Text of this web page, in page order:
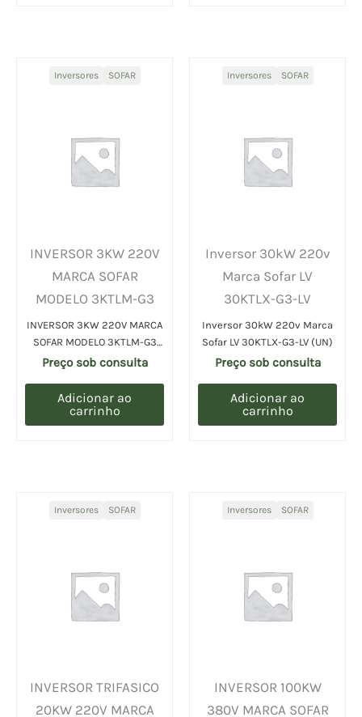
Inversores SOFAR
INVERSOR 3KW 220V
MARCA SOFAR
MODELO 3KTLM-G3
INVERSOR 3KW 220V MARCA
SOFAR MODELO 3KTLM-G3
(UN)
Preço sob consulta
Adicionar ao
carrinho
Inversores SOFAR
Inversor 30kW 220v
Marca Sofar LV
30KTLX-G3-LV
Inversor 30kW 220v Marca
Sofar LV 30KTLX-G3-LV (UN)
Preço sob consulta
Adicionar ao
carrinho
Inversores SOFAR
INVERSOR TRIFASICO
20KW 220V MARCA
Inversores SOFAR
INVERSOR 100KW
380V MARCA SOFAR